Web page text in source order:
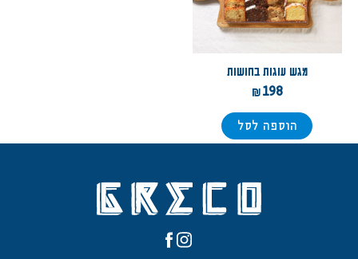
מגש עוגות בחושות
198
הוספה לסל